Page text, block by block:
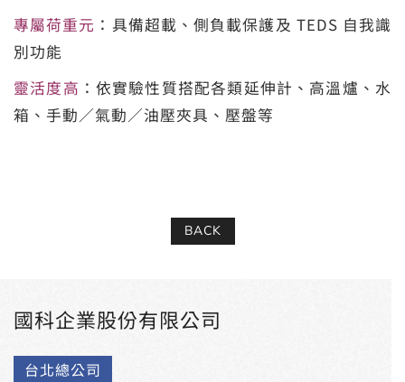
專屬荷重元 ：具備超載、側負載保護及 TEDS 自我識
別功能
靈活度高 ：依實驗性質搭配各類延伸計、高溫爐、水
箱、手動／氣動／油壓夾具、壓盤等
BACK
國科企業股份有限公司
台北總公司